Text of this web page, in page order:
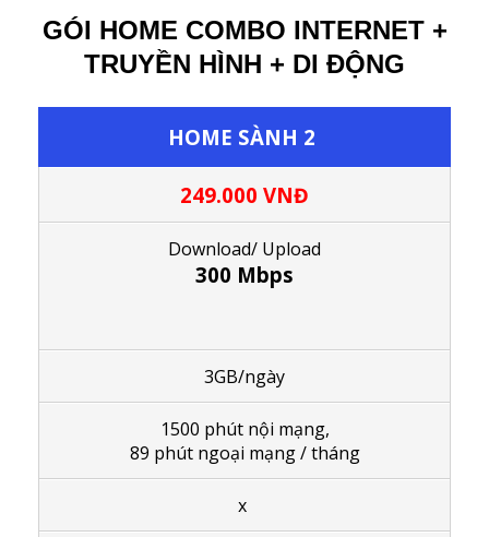
GÓI HOME COMBO INTERNET +
TRUYỀN HÌNH + DI ĐỘNG
HOME SÀNH 2
249.000 VNĐ
Download/ Upload
300 Mbps
3GB/ngày
1500 phút nội mạng,
89 phút ngoại mạng / tháng
x